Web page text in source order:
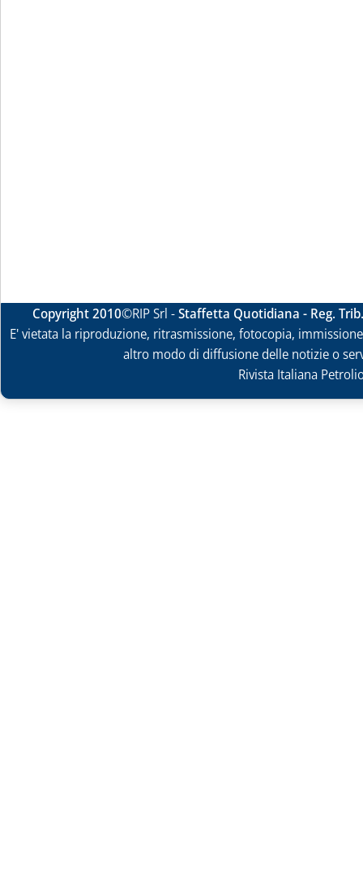
Copyright 2010©RIP Srl -Staffetta Quotidiana - Reg.
E' vietata la riproduzione, ritrasmissione, fotocopia,
altro modo di diffusione delle notizie o
Rivista Italiana